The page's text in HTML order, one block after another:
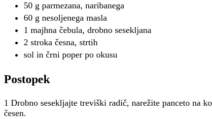
50 g parmezana, naribanega
60 g nesoljenega masla
1 majhna čebula, drobno sesekljana
2 stroka česna, strtih
sol in črni poper po okusu
Postopek
1 Drobno sesekljajte treviški radič, narežite panceto na
česen.